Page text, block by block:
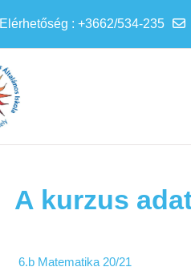
Elérhetőség : +3662/534-235
A kurzus
6.b Matematika 20/21